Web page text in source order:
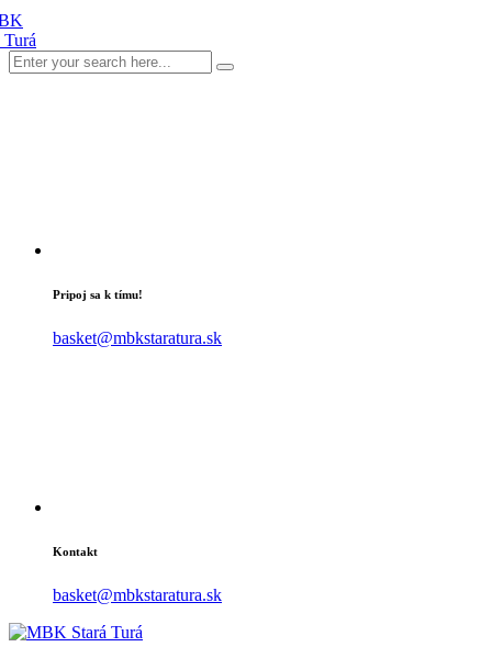
Pripoj sa k tímu!
basket@mbkstaratura.sk
Kontakt
basket@mbkstaratura.sk